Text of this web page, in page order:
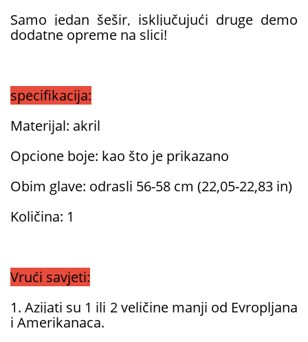
Samo jedan šešir, isključujući druge demo
dodatne opreme na slici!
specifikacija:
Materijal: akril
Opcione boje: kao što je prikazano
Obim glave: odrasli 56-58 cm (22,05-22,83 in)
Količina: 1
Vrući savjeti:
1. Azijati su 1 ili 2 veličine manji od Evropljana
i Amerikanaca.